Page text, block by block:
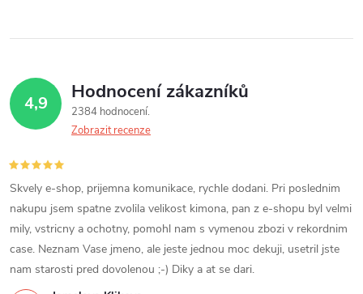
4,9 Hodnocení zákazníků
2384 hodnocení
Zobrazit recenze
Skvely e-shop, prijemna komunikace, rychle dodani. Pri poslednim
nakupu jsem spatne zvolila velikost kimona, pan z e-shopu byl velmi
mily, vstricny a ochotny, pomohl nam s vymenou zbozi v rekordnim
case. Neznam Vase jmeno, ale jeste jednou moc dekuji, usetril jste
nam starosti pred dovolenou ;-) Diky a at se dari.